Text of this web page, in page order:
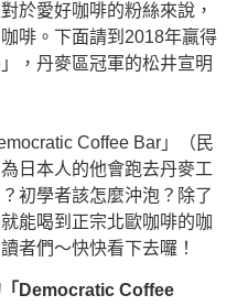
於愛好咖啡的粉絲來說，
啡。下面請到2018年贏得
，丹麥區冠軍的松井宣明
Coffee Bar」（民
日本人的他會跑去丹麥工
初學者該怎麼沖泡？除了
能喝到正宗北歐咖啡的咖
者們～快快看下去囉！
Democratic Coffee